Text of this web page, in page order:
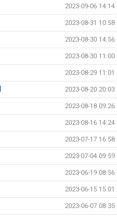
2023-09-06 14:14
2023-08-31 10:58
2023-08-30 14:56
2023-08-30 11:00
2023-08-29 11:01
2023-08-20 20:03
2023-08-18 09:26
2023-08-16 14:24
2023-07-17 16:58
2023-07-04 09:59
2023-06-19 08:56
2023-06-15 15:01
2023-06-07 08:35